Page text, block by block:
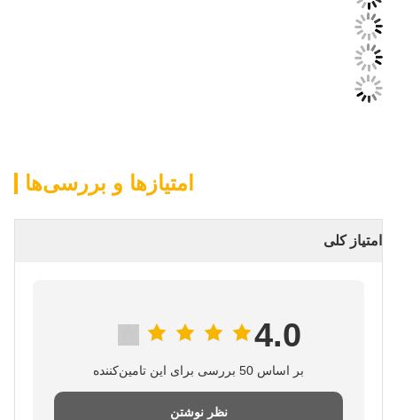
امتیازها و بررسی‌ها
امتیاز کلی
4.0
بر اساس 50 بررسی برای این تامین‌کننده
نظر نوشتن